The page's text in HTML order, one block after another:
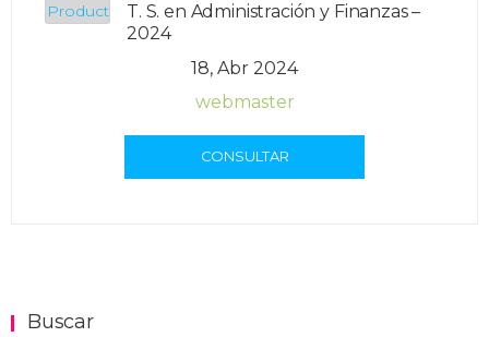
T. S. en Administración y Finanzas –
2024
18, Abr 2024
webmaster
CONSULTAR
Buscar